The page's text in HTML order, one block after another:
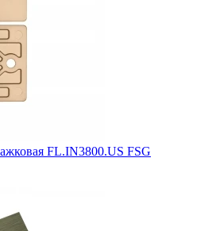
FL.IN3800.US FSG